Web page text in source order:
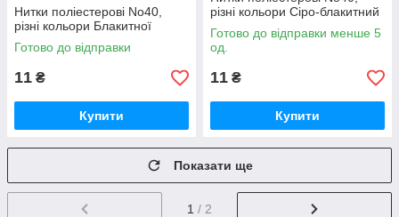
Нитки поліестерові No40,
різні кольори Блакитної
Готово до відправки
11 ₴
Купити
різні кольори Сіро-блакитний
Готово до відправки менше 5
од.
11 ₴
Купити
Показати ще
1 / 2